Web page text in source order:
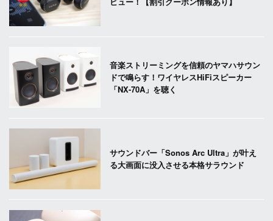
音楽ストリーミングを信頼のヤマハサウン
ドで鳴らす！ワイヤレスHiFiスピーカー
「NX-70A」を聴く
サウンドバー「Sonos Arc Ultra」が叶え
る大画面に没入させる本格サラウンド